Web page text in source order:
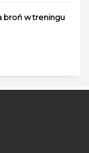
broń w treningu